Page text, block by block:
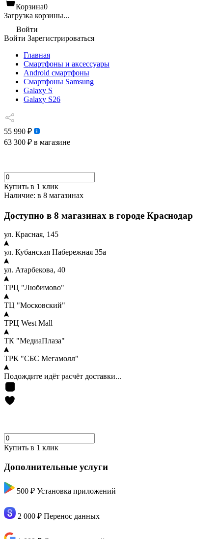
Корзина0
Загрузка корзины...
Войти
Войти Зарегистрироваться
Главная
Смартфоны и аксессуары
Android cмартфоны
Смартфоны Samsung
Galaxy S
Galaxy S26
55 990 ₽
63 300 ₽ в магазине
Купить в 1 клик
Наличие: в 8 магазинах
Доступно в 8 магазинах в городе Краснодар
ул. Красная, 145
ул. Кубанская Набережная 35а
ул. Атарбекова, 40
ТРЦ "Любимово"
ТЦ "Московский"
ТРЦ West Mall
ТК "МедиаПлаза"
ТРК "СБС Мегамолл"
Подождите идёт расчёт доставки...
Купить в 1 клик
Дополнительные услуги
500 ₽ Установка приложений
2 000 ₽ Перенос данных